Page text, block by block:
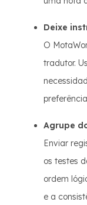
Deixe
O
tradutor.
Agrupe
Enviar
os testes
ordem
e a